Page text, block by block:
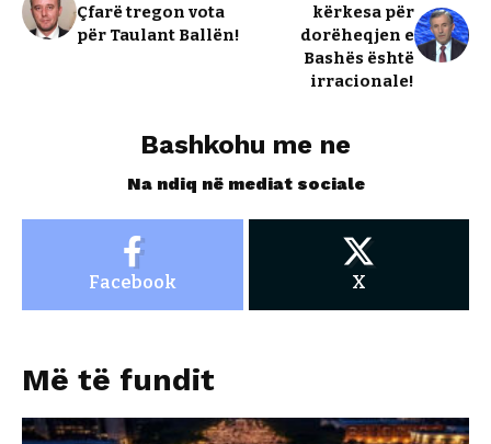
Çfarë tregon vota
për Taulant Ballën!
kërkesa për
dorëheqjen e
Bashës është
irracionale!
Bashkohu me ne
Na ndiq në mediat sociale
Facebook X
Më të fundit